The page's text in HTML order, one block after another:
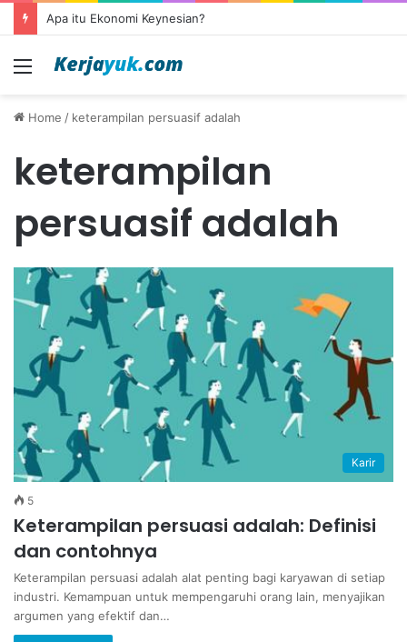
Apa itu Ekonomi Keynesian?
Menu
Home / keterampilan persuasif adalah
keterampilan
persuasif adalah
Karir
5
Keterampilan persuasi adalah: Definisi
dan contohnya
Keterampilan persuasi adalah alat penting bagi karyawan di setiap
industri. Kemampuan untuk mempengaruhi orang lain, menyajikan
argumen yang efektif dan…